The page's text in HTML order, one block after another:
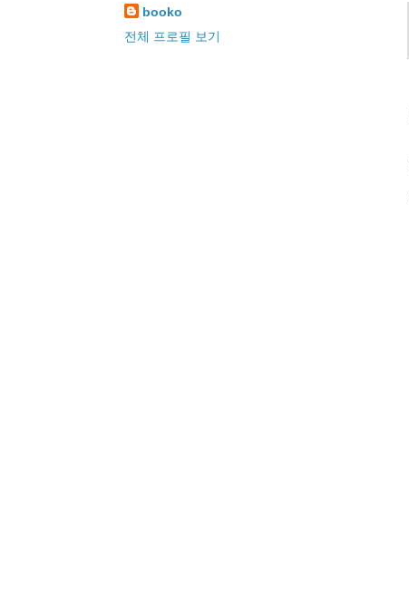
booko
전체 프로필 보기